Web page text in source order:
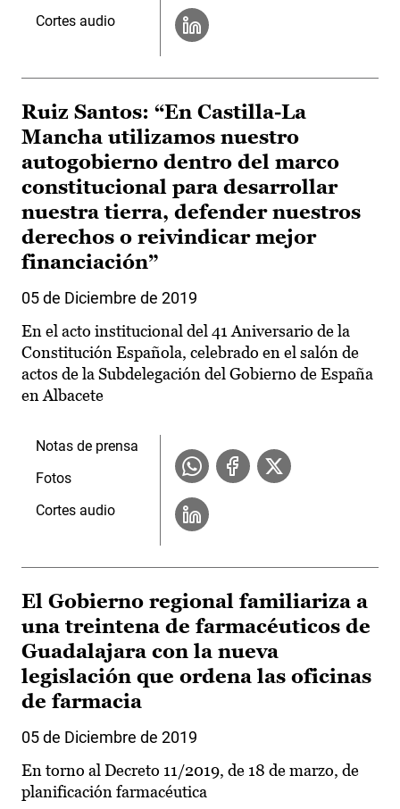
Cortes audio
Ruiz Santos: “En Castilla-La
Mancha utilizamos nuestro
autogobierno dentro del marco
constitucional para desarrollar
nuestra tierra, defender nuestros
derechos o reivindicar mejor
financiación”
05 de Diciembre de 2019
En el acto institucional del 41 Aniversario de la
Constitución Española, celebrado en el salón de
actos de la Subdelegación del Gobierno de España
en Albacete
Notas de prensa
Fotos
Cortes audio
El Gobierno regional familiariza a
una treintena de farmacéuticos de
Guadalajara con la nueva
legislación que ordena las oficinas
de farmacia
05 de Diciembre de 2019
En torno al Decreto 11/2019, de 18 de marzo, de
planificación farmacéutica